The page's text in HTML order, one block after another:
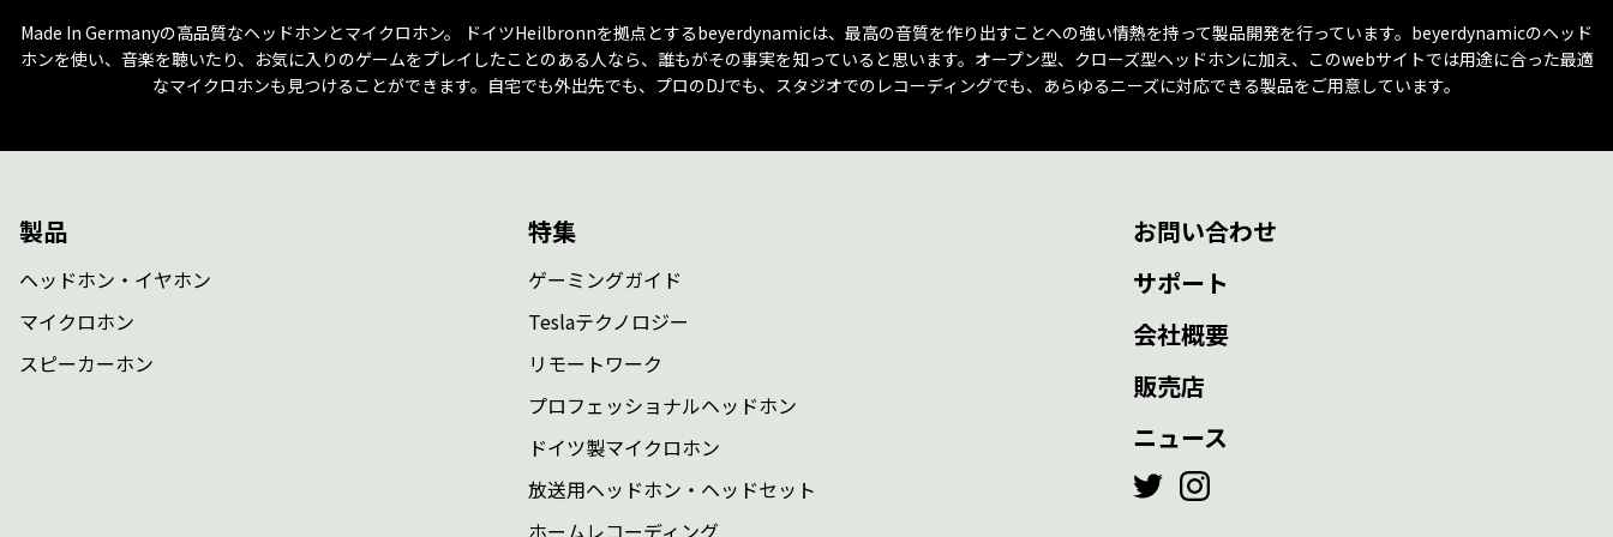
Made In Germanyの高品質なヘッドホンとマイクロホン。 ドイツHeilbronnを拠点とするbeyerdynamicは、最高の音質を作り出すことへの強い情熱を持って製品開発を行っています。beyerdynamicのヘッド
ホンを使い、音楽を聴いたり、お気に入りのゲームをプレイしたことのある人なら、誰もがその事実を知っていると思います。オープン型、クローズ型ヘッドホンに加え、このwebサイトでは用途に合った最適
なマイクロホンも見つけることができます。自宅でも外出先でも、プロのDJでも、スタジオでのレコーディングでも、あらゆるニーズに対応できる製品をご用意しています。
製品
ヘッドホン・イヤホン
マイクロホン
スピーカーホン
特集
ゲーミングガイド
Teslaテクノロジー
リモートワーク
プロフェッショナルヘッドホン
ドイツ製マイクロホン
放送用ヘッドホン・ヘッドセット
ホームレコーディング
お問い合わせ
サポート
会社概要
販売店
ニュース